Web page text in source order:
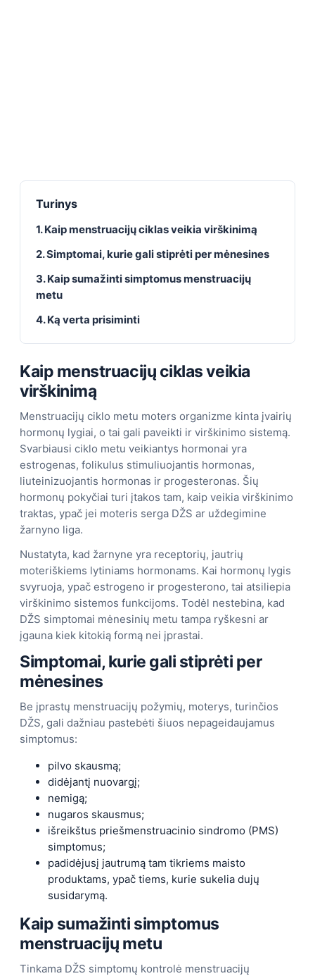
Turinys
1. Kaip menstruacijų ciklas veikia virškinimą
2. Simptomai, kurie gali stiprėti per mėnesines
3. Kaip sumažinti simptomus menstruacijų
metu
4. Ką verta prisiminti
Kaip menstruacijų ciklas veikia
virškinimą
Menstruacijų ciklo metu moters organizme kinta įvairių
hormonų lygiai, o tai gali paveikti ir virškinimo sistemą.
Svarbiausi ciklo metu veikiantys hormonai yra
estrogenas, folikulus stimuliuojantis hormonas,
liuteinizuojantis hormonas ir progesteronas. Šių
hormonų pokyčiai turi įtakos tam, kaip veikia virškinimo
traktas, ypač jei moteris serga DŽS ar uždegimine
žarnyno liga.
Nustatyta, kad žarnyne yra receptorių, jautrių
moteriškiems lytiniams hormonams. Kai hormonų lygis
svyruoja, ypač estrogeno ir progesterono, tai atsiliepia
virškinimo sistemos funkcijoms. Todėl nestebina, kad
DŽS simptomai mėnesinių metu tampa ryškesni ar
įgauna kiek kitokią formą nei įprastai.
Simptomai, kurie gali stiprėti per
mėnesines
Be įprastų menstruacijų požymių, moterys, turinčios
DŽS, gali dažniau pastebėti šiuos nepageidaujamus
simptomus:
pilvo skausmą;
didėjantį nuovargį;
nemigą;
nugaros skausmus;
išreikštus priešmenstruacinio sindromo (PMS)
simptomus;
padidėjusį jautrumą tam tikriems maisto
produktams, ypač tiems, kurie sukelia dujų
susidarymą.
Kaip sumažinti simptomus
menstruacijų metu
Tinkama DŽS simptomų kontrolė menstruacijų